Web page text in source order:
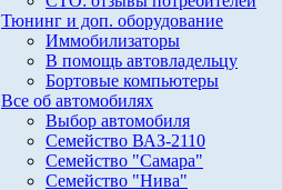
Тюнинг и доп. оборудование
Иммобилизаторы
В помощь автовладельцу
Бортовые компьютеры
Все об автомобилях
Выбор автомобиля
Семейство ВАЗ-2110
Семейство "Самара"
Семейство "Нива"